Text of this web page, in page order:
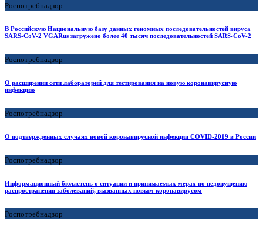
Роспотребнадзор
В Российскую Национальную базу данных геномных последовательностей вируса
SARS-CoV-2 VGARus загружено более 40 тысяч последовательностей SARS-CoV-2
Роспотребнадзор
О расширении сети лабораторий для тестирования на новую коронавирусную
инфекцию
Роспотребнадзор
О подтвержденных случаях новой коронавирусной инфекции COVID-2019 в России
Роспотребнадзор
Информационный бюллетень о ситуации и принимаемых мерах по недопущению
распространения заболеваний, вызванных новым коронавирусом
Роспотребнадзор